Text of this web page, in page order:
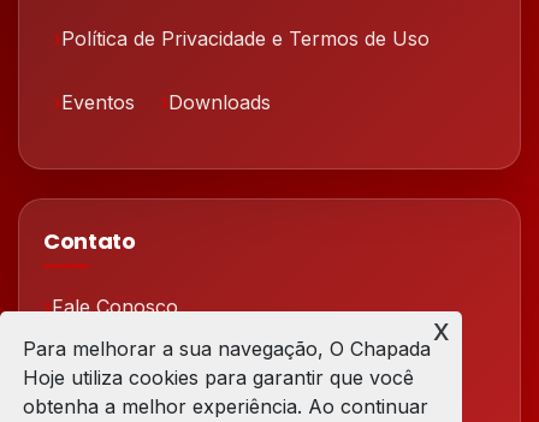
Política de Privacidade e Termos de Uso
Eventos Downloads
Contato
Fale Conosco
Redes Sociais
Para melhorar a sua navegação, O Chapada
Hoje utiliza cookies para garantir que você
obtenha a melhor experiência. Ao continuar
x